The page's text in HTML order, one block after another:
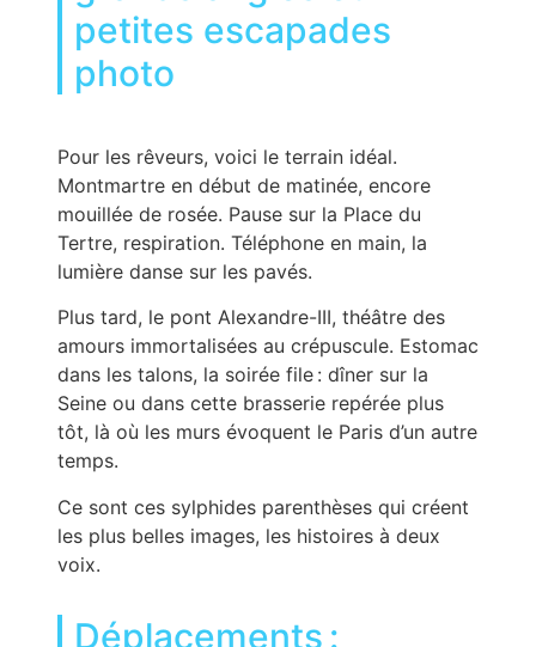
petites escapades
photo
Pour les rêveurs, voici le terrain idéal.
Montmartre en début de matinée, encore
mouillée de rosée. Pause sur la Place du
Tertre, respiration. Téléphone en main, la
lumière danse sur les pavés.
Plus tard, le pont Alexandre-III, théâtre des
amours immortalisées au crépuscule. Estomac
dans les talons, la soirée file : dîner sur la
Seine ou dans cette brasserie repérée plus
tôt, là où les murs évoquent le Paris d’un autre
temps.
Ce sont ces sylphides parenthèses qui créent
les plus belles images, les histoires à deux
voix.
Déplacements :